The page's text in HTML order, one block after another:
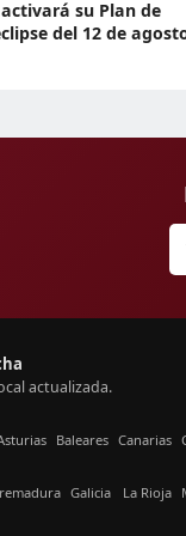
su Plan de
del 12 de
actualizada.
Baleares Canarias
Galicia La Rioja